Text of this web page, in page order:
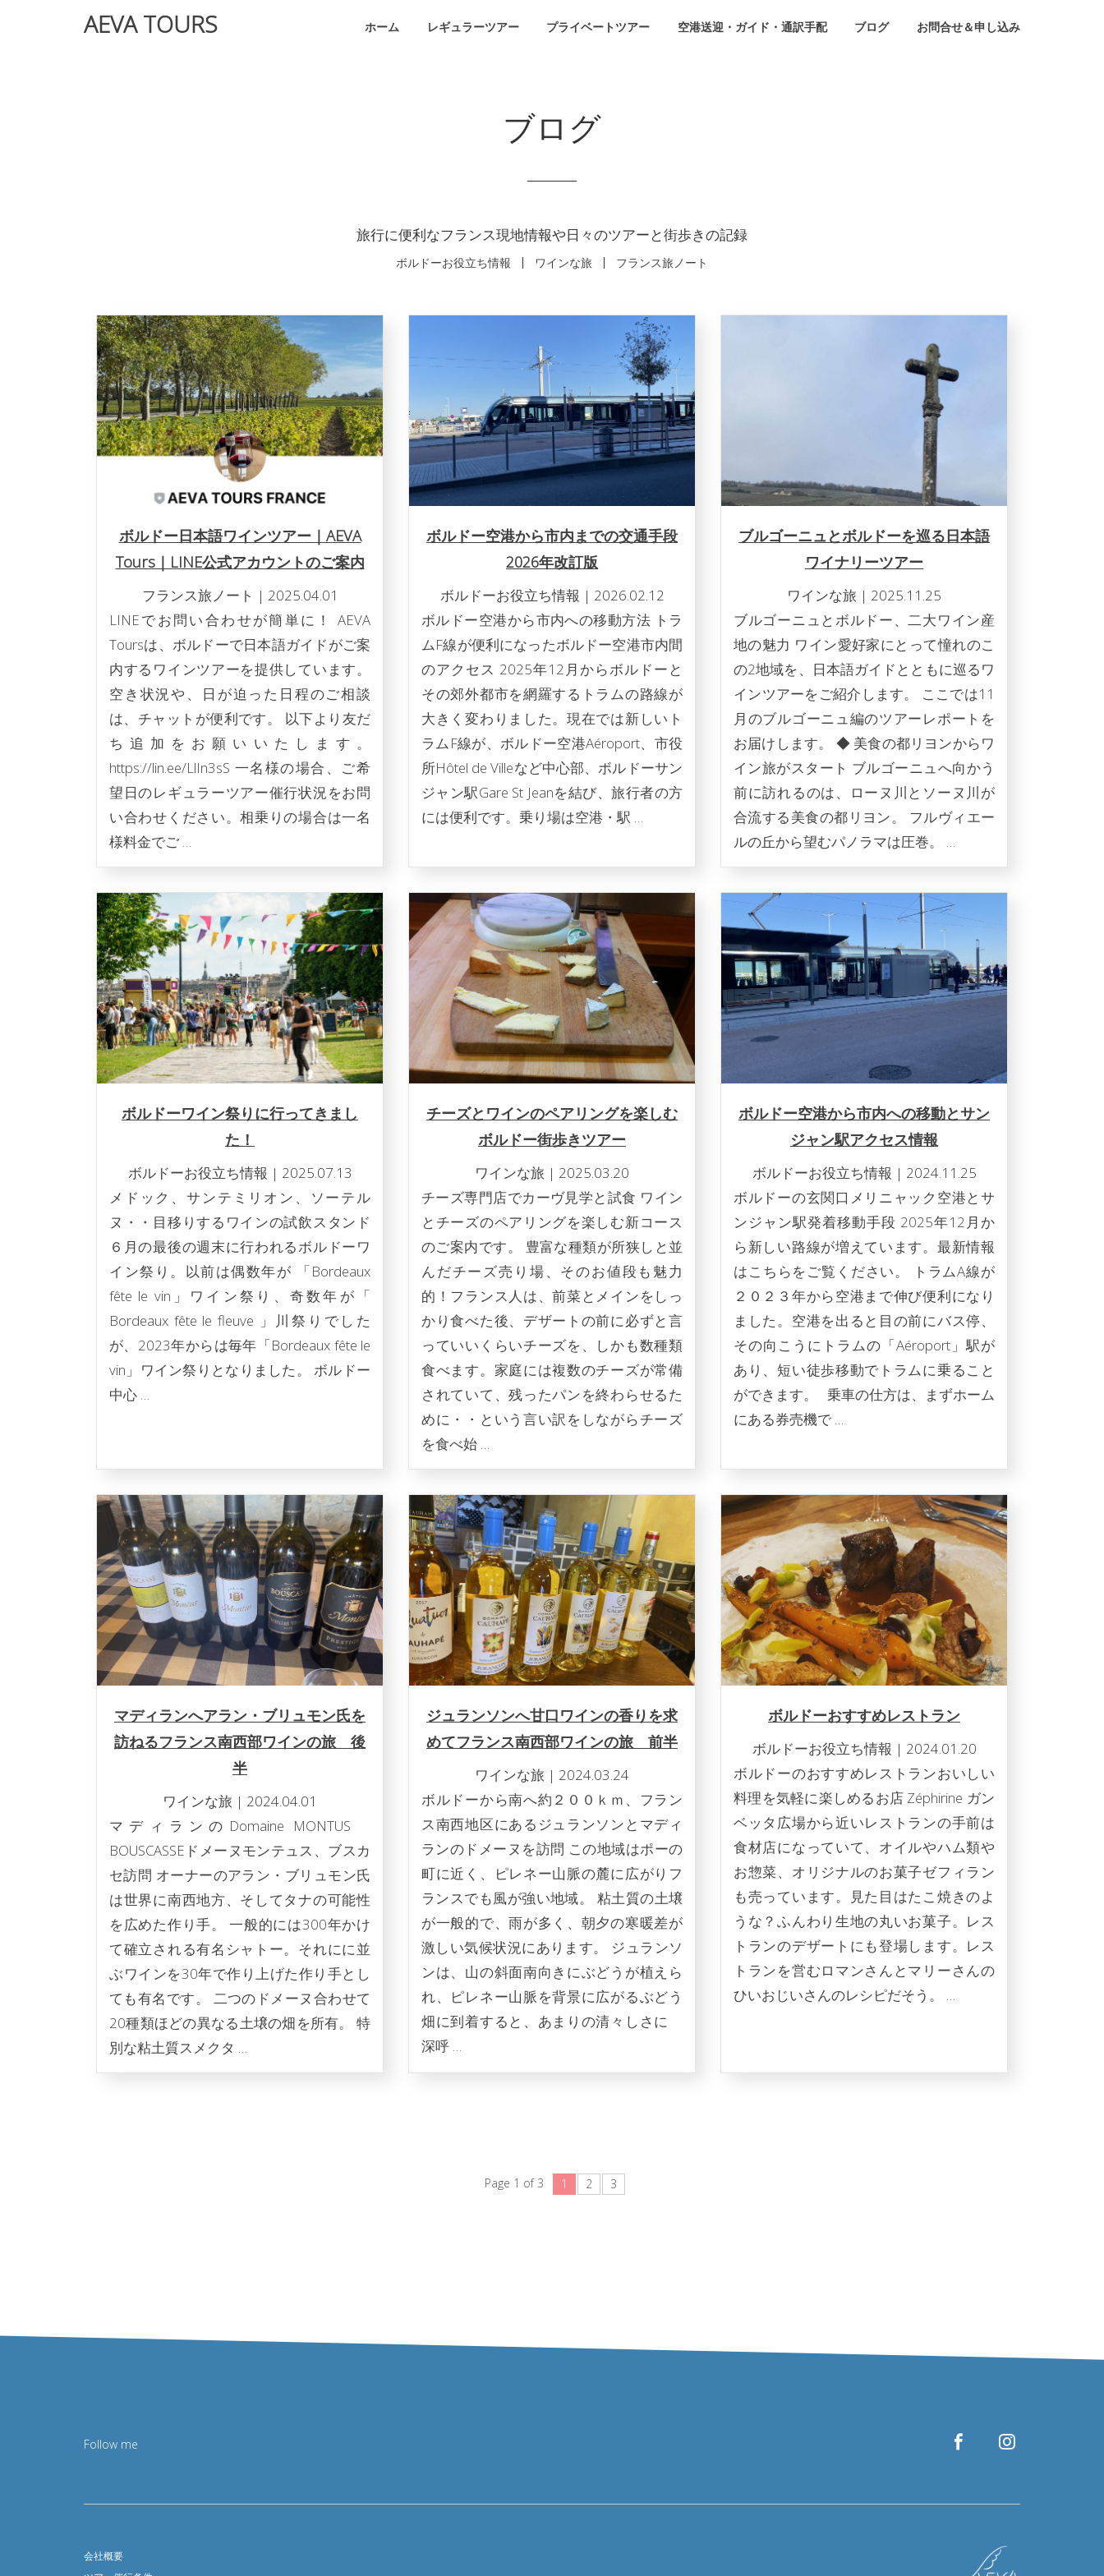
AEVA TOURS ホーム レギュラーツアー プライベートツアー 空港送迎・ガイド・通訳手配 ブログ お問合せ＆申し込み
ブログ
旅行に便利なフランス現地情報や日々のツアーと街歩きの記録
ボルドーお役立ち情報 ワインな旅 フランス旅ノート
ボルドー日本語ワインツアー｜AEVA
Tours｜LINE公式アカウントのご案内
フランス旅ノート | 2025.04.01
LINEでお問い合わせが簡単に！ AEVA
Toursは、ボルドーで日本語ガイドがご案
内するワインツアーを提供しています。
空き状況や、日が迫った日程のご相談
は、チャットが便利です。 以下より友だ
ち追加をお願いいたします。
https://lin.ee/LlIn3sS 一名様の場合、ご希
望日のレギュラーツアー催行状況をお問
い合わせください。相乗りの場合は一名
様料金でご …
ボルドー空港から市内までの交通手段
2026年改訂版
ボルドーお役立ち情報 | 2026.02.12
ボルドー空港から市内への移動方法 トラ
ムF線が便利になったボルドー空港市内間
のアクセス 2025年12月からボルドーと
その郊外都市を網羅するトラムの路線が
大きく変わりました。現在では新しいト
ラムF線が、ボルドー空港Aéroport、市役
所Hôtel de Villeなど中心部、ボルドーサン
ジャン駅Gare St Jeanを結び、旅行者の方
には便利です。乗り場は空港・駅 …
ブルゴーニュとボルドーを巡る日本語
ワイナリーツアー
ワインな旅 | 2025.11.25
ブルゴーニュとボルドー、二大ワイン産
地の魅力 ワイン愛好家にとって憧れのこ
の2地域を、日本語ガイドとともに巡るワ
インツアーをご紹介します。 ここでは11
月のブルゴーニュ編のツアーレポートを
お届けします。 ◆ 美食の都リヨンからワ
イン旅がスタート ブルゴーニュへ向かう
前に訪れるのは、ローヌ川とソーヌ川が
合流する美食の都リヨン。 フルヴィエー
ルの丘から望むパノラマは圧巻。 …
ボルドーワイン祭りに行ってきまし
た！
ボルドーお役立ち情報 | 2025.07.13
メドック、サンテミリオン、ソーテル
ヌ・・目移りするワインの試飲スタンド
６月の最後の週末に行われるボルドーワ
イン祭り。以前は偶数年が 「Bordeaux
fête le vin」ワイン祭り、奇数年が「
Bordeaux fête le fleuve 」川祭りでした
が、2023年からは毎年「Bordeaux fête le
vin」ワイン祭りとなりました。 ボルドー
中心 …
チーズとワインのペアリングを楽しむ
ボルドー街歩きツアー
ワインな旅 | 2025.03.20
チーズ専門店でカーヴ見学と試食 ワイン
とチーズのペアリングを楽しむ新コース
のご案内です。 豊富な種類が所狭しと並
んだチーズ売り場、そのお値段も魅力
的！フランス人は、前菜とメインをしっ
かり食べた後、デザートの前に必ずと言
っていいくらいチーズを、しかも数種類
食べます。家庭には複数のチーズが常備
されていて、残ったパンを終わらせるた
めに・・という言い訳をしながらチーズ
を食べ始 …
ボルドー空港から市内への移動とサン
ジャン駅アクセス情報
ボルドーお役立ち情報 | 2024.11.25
ボルドーの玄関口メリニャック空港とサ
ンジャン駅発着移動手段 2025年12月か
ら新しい路線が増えています。最新情報
はこちらをご覧ください。 トラムA線が
２０２３年から空港まで伸び便利になり
ました。空港を出ると目の前にバス停、
その向こうにトラムの「Aéroport」駅が
あり、短い徒歩移動でトラムに乗ること
ができます。 乗車の仕方は、まずホーム
にある券売機で …
マディランへアラン・ブリュモン氏を
訪ねるフランス南西部ワインの旅 後
半
ワインな旅 | 2024.04.01
マディランのDomaine MONTUS
BOUSCASSEドメーヌモンテュス、ブスカ
セ訪問 オーナーのアラン・ブリュモン氏
は世界に南西地方、そしてタナの可能性
を広めた作り手。 一般的には300年かけ
て確立される有名シャトー。それにに並
ぶワインを30年で作り上げた作り手とし
ても有名です。 二つのドメーヌ合わせて
20種類ほどの異なる土壌の畑を所有。 特
別な粘土質スメクタ …
ジュランソンへ甘口ワインの香りを求
めてフランス南西部ワインの旅 前半
ワインな旅 | 2024.03.24
ボルドーから南へ約２００ｋｍ、フラン
ス南西地区にあるジュランソンとマディ
ランのドメーヌを訪問 この地域はポーの
町に近く、ピレネー山脈の麓に広がりフ
ランスでも風が強い地域。 粘土質の土壌
が一般的で、雨が多く、朝夕の寒暖差が
激しい気候状況にあります。 ジュランソ
ンは、山の斜面南向きにぶどうが植えら
れ、ピレネー山脈を背景に広がるぶどう
畑に到着すると、あまりの清々しさに
深呼 …
ボルドーおすすめレストラン
ボルドーお役立ち情報 | 2024.01.20
ボルドーのおすすめレストランおいしい
料理を気軽に楽しめるお店 Zéphirine ガン
ベッタ広場から近いレストランの手前は
食材店になっていて、オイルやハム類や
お惣菜、オリジナルのお菓子ゼフィラン
も売っています。見た目はたこ焼きのよ
うな？ふんわり生地の丸いお菓子。レス
トランのデザートにも登場します。レス
トランを営むロマンさんとマリーさんの
ひいおじいさんのレシピだそう。 …
Page 1 of 3 1 2 3
Follow me
会社概要